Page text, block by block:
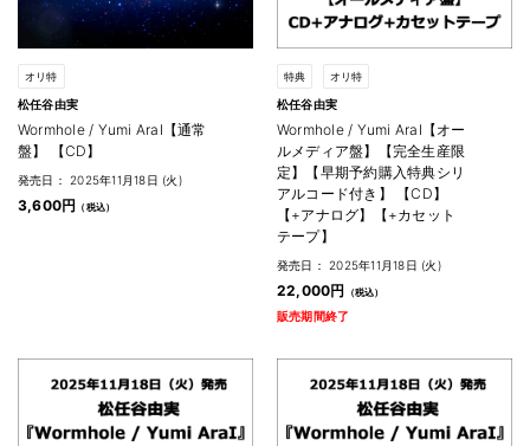
オリ特
松任谷由実
Wormhole / Yumi AraI【通常
盤】 【CD】
発売日： 2025年11月18日 (火)
3,600円
特典 オリ特
松任谷由実
Wormhole / Yumi AraI【オー
ルメディア盤】【完全生産限
定】【早期予約購入特典シリ
アルコード付き】 【CD】
【+アナログ】【+カセット
テープ】
発売日： 2025年11月18日 (火)
22,000円
販売期間終了